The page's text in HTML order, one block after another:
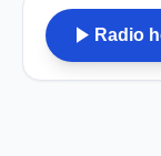
play_arrow Radio